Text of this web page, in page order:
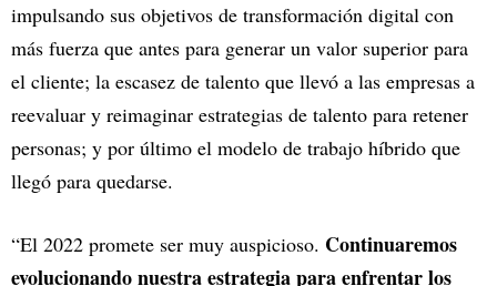
impulsando sus objetivos de transformación digital con
más fuerza que antes para generar un valor superior para
el cliente; la escasez de talento que llevó a las empresas a
reevaluar y reimaginar estrategias de talento para retener
personas; y por último el modelo de trabajo híbrido que
llegó para quedarse.
“El 2022 promete ser muy auspicioso. Continuaremos
evolucionando nuestra estrategia para enfrentar los